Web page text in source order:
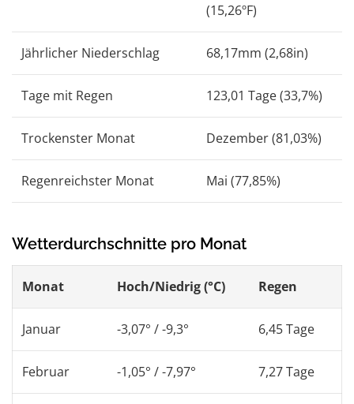
(15,26ºF)
Jährlicher Niederschlag 68,17mm (2,68in)
Tage mit Regen 123,01 Tage (33,7%)
Trockenster Monat Dezember (81,03%)
Regenreichster Monat Mai (77,85%)
Wetterdurchschnitte pro Monat
Monat Hoch/Niedrig (°C) Regen
Januar -3,07° / -9,3° 6,45 Tage
Februar -1,05° / -7,97° 7,27 Tage